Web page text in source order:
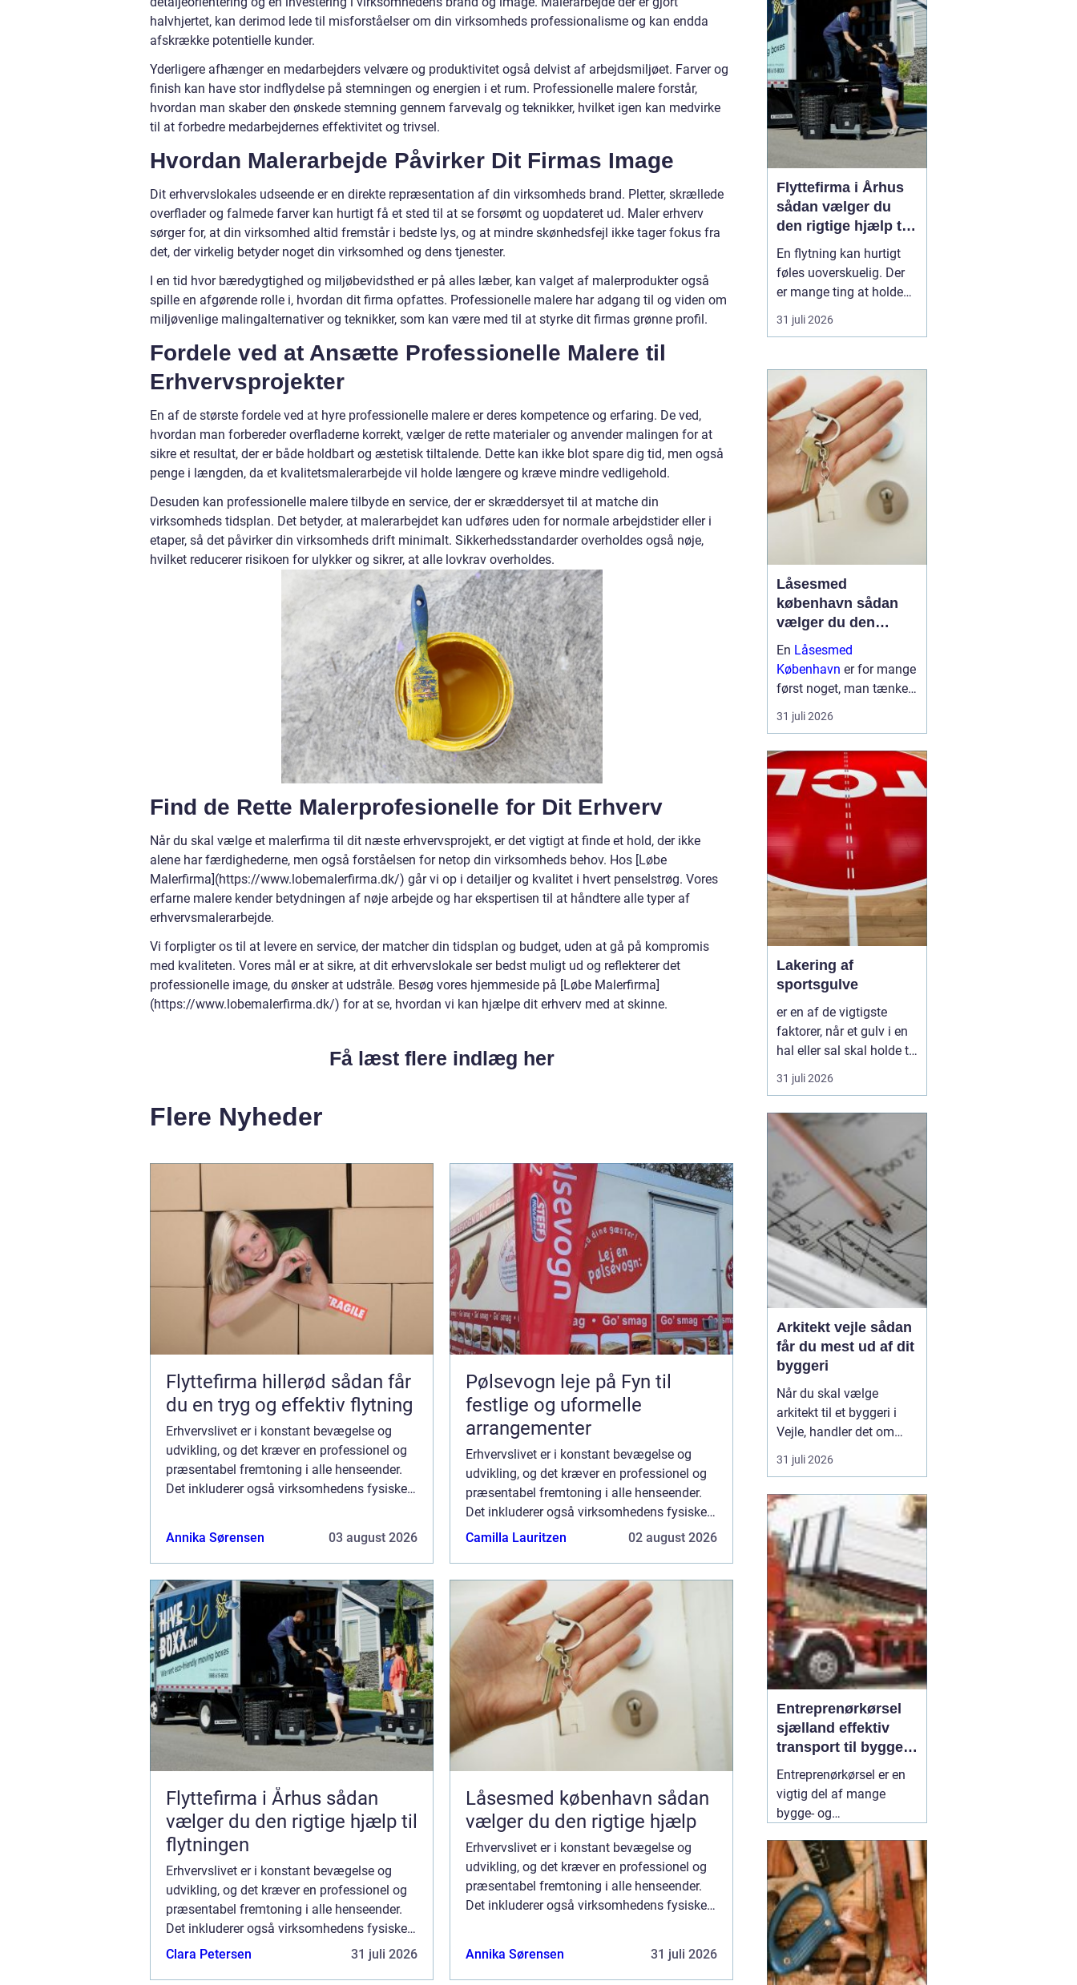
halvhjertet, kan derimod lede til misforståelser om din virksomheds professionalisme og kan endda
afskrække potentielle kunder.
Yderligere afhænger en medarbejders velvære og produktivitet også delvist af arbejdsmiljøet. Farver og
finish kan have stor indflydelse på stemningen og energien i et rum. Professionelle malere forstår,
hvordan man skaber den ønskede stemning gennem farvevalg og teknikker, hvilket igen kan medvirke
til at forbedre medarbejdernes effektivitet og trivsel.
Hvordan Malerarbejde Påvirker Dit Firmas Image
Dit erhvervslokales udseende er en direkte repræsentation af din virksomheds brand. Pletter, skrællede
overflader og falmede farver kan hurtigt få et sted til at se forsømt og uopdateret ud. Maler erhverv
sørger for, at din virksomhed altid fremstår i bedste lys, og at mindre skønhedsfejl ikke tager fokus fra
det, der virkelig betyder noget din virksomhed og dens tjenester.
I en tid hvor bæredygtighed og miljøbevidsthed er på alles læber, kan valget af malerprodukter også
spille en afgørende rolle i, hvordan dit firma opfattes. Professionelle malere har adgang til og viden om
miljøvenlige malingalternativer og teknikker, som kan være med til at styrke dit firmas grønne profil.
Fordele ved at Ansætte Professionelle Malere til
Erhvervsprojekter
En af de største fordele ved at hyre professionelle malere er deres kompetence og erfaring. De ved,
hvordan man forbereder overfladerne korrekt, vælger de rette materialer og anvender malingen for at
sikre et resultat, der er både holdbart og æstetisk tiltalende. Dette kan ikke blot spare dig tid, men også
penge i længden, da et kvalitetsmalerarbejde vil holde længere og kræve mindre vedligehold.
Desuden kan professionelle malere tilbyde en service, der er skræddersyet til at matche din
virksomheds tidsplan. Det betyder, at malerarbejdet kan udføres uden for normale arbejdstider eller i
etaper, så det påvirker din virksomheds drift minimalt. Sikkerhedsstandarder overholdes også nøje,
hvilket reducerer risikoen for ulykker og sikrer, at alle lovkrav overholdes.
Find de Rette Malerprofesionelle for Dit Erhverv
Når du skal vælge et malerfirma til dit næste erhvervsprojekt, er det vigtigt at finde et hold, der ikke
alene har færdighederne, men også forståelsen for netop din virksomheds behov. Hos [Løbe
Malerfirma](https://www.lobemalerfirma.dk/) går vi op i detailjer og kvalitet i hvert penselstrøg. Vores
erfarne malere kender betydningen af nøje arbejde og har ekspertisen til at håndtere alle typer af
erhvervsmalerarbejde.
Vi forpligter os til at levere en service, der matcher din tidsplan og budget, uden at gå på kompromis
med kvaliteten. Vores mål er at sikre, at dit erhvervslokale ser bedst muligt ud og reflekterer det
professionelle image, du ønsker at udstråle. Besøg vores hjemmeside på [Løbe Malerfirma]
(https://www.lobemalerfirma.dk/) for at se, hvordan vi kan hjælpe dit erhverv med at skinne.
Få læst flere indlæg her
Flere Nyheder
Flyttefirma hillerød sådan får
du en tryg og effektiv flytning
Erhvervslivet er i konstant bevægelse og
udvikling, og det kræver en professionel og
præsentabel fremtoning i alle henseender.
Det inkluderer også virksomhedens fysiske
Annika Sørensen 03 august 2026
Pølsevogn leje på Fyn til
festlige og uformelle
arrangementer
Erhvervslivet er i konstant bevægelse og
udvikling, og det kræver en professionel og
præsentabel fremtoning i alle henseender.
Det inkluderer også virksomhedens fysiske
udseende, både indvendigt og udvendigt.
Camilla Lauritzen 02 august 2026
Flyttefirma i Århus sådan
vælger du den rigtige hjælp til
flytningen
Erhvervslivet er i konstant bevægelse og
udvikling, og det kræver en professionel og
præsentabel fremtoning i alle henseender.
Det inkluderer også virksomhedens fysiske
udseende, både indvendigt og udvendigt.
Clara Petersen 31 juli 2026
Låsesmed københavn sådan
vælger du den rigtige hjælp
Erhvervslivet er i konstant bevægelse og
udvikling, og det kræver en professionel og
præsentabel fremtoning i alle henseender.
Det inkluderer også virksomhedens fysiske
Annika Sørensen 31 juli 2026
pølsevogn, fordi den
skaber en hyggelig
stemning, ...
Flyttefirma i Århus
sådan vælger du
den rigtige hjælp til
flytningen
En flytning kan hurtigt
føles uoverskuelig. Der
er mange ting at holde
styr på, og du skal både
have logistik, tidsplan og
kan etprofessionelt
flyttefirma i Århus gøre
forskellen mellem kaos...
31 juli 2026
Låsesmed
københavn sådan
vælger du den
rigtige hjælp
En Låsesmed
København er for mange
først noget, man tænker
på, når uheldet er ude.
Nøglen ligger inde i bilen,
eller fjernbetjeningen
virker ikke. I en presset
situation kan det være
31 juli 2026
Lakering af
sportsgulve
er en af de vigtigste
faktorer, når et gulv i en
hal eller sal skal holde til
hårdt brug år efter år.
Uden en stærk og korrekt
bedste trægulv hurtigt
slidt, glat, ujævnt og
svært at rengøre. Med
den rette behandling kan
gul...
31 juli 2026
Arkitekt vejle sådan
får du mest ud af dit
byggeri
Når du skal vælge
arkitekt til et byggeri i
Vejle, handler det om
meget mere end flotte
streger på papir. En
dig med at skabe
rammerne for
hverdagen, udnytte
grunden optimalt og
undgå dyre fejltagelser
undervejs. I en by som
V...
31 juli 2026
Entreprenørkørsel
sjælland effektiv
transport til bygge-
og anlægsopgaver
Entreprenørkørsel er en
vigtig del af mange
bygge- og
Sjælland. Uden sikker og
effektiv transport af
materialer, maskiner og
jord kan tidsplaner
skride, og omkostninger
vokse. Når der vælges en
erfaren31 juli 2026